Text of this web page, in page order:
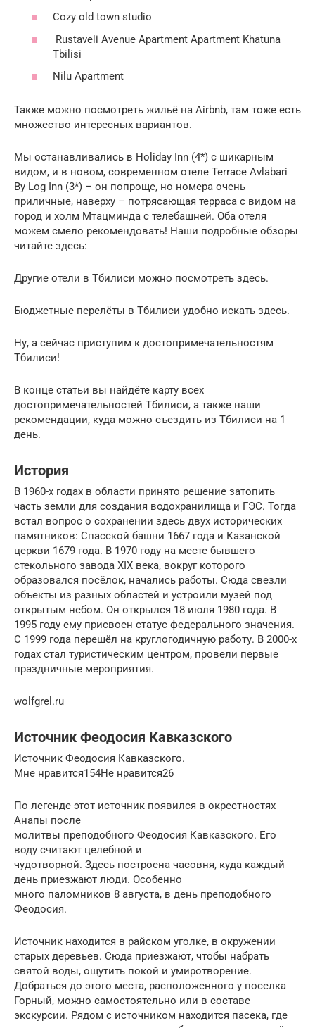
Cozy old town studio
Rustaveli Avenue Apartment Apartment Khatuna
Tbilisi
Nilu Apartment
Также можно посмотреть жильё на Airbnb, там тоже есть
множество интересных вариантов.
Мы останавливались в Holiday Inn (4*) с шикарным
видом, и в новом, современном отеле Terrace Avlabari
By Log Inn (3*) – он попроще, но номера очень
приличные, наверху – потрясающая терраса с видом на
город и холм Мтацминда с телебашней. Оба отеля
можем смело рекомендовать! Наши подробные обзоры
читайте здесь:
Другие отели в Тбилиси можно посмотреть здесь.
Бюджетные перелёты в Тбилиси удобно искать здесь.
Ну, а сейчас приступим к достопримечательностям
Тбилиси!
В конце статьи вы найдёте карту всех
достопримечательностей Тбилиси, а также наши
рекомендации, куда можно съездить из Тбилиси на 1
день.
История
В 1960-х годах в области принято решение затопить
часть земли для создания водохранилища и ГЭС. Тогда
встал вопрос о сохранении здесь двух исторических
памятников: Спасской башни 1667 года и Казанской
церкви 1679 года. В 1970 году на месте бывшего
стекольного завода XIX века, вокруг которого
образовался посёлок, начались работы. Сюда свезли
объекты из разных областей и устроили музей под
открытым небом. Он открылся 18 июля 1980 года. В
1995 году ему присвоен статус федерального значения.
С 1999 года перешёл на круглогодичную работу. В 2000-х
годах стал туристическим центром, провели первые
праздничные мероприятия.
wolfgrel.ru
Источник Феодосия Кавказского
Источник Феодосия Кавказского.
Мне нравится154Не нравится26
По легенде этот источник появился в окрестностях
Анапы после
молитвы преподобного Феодосия Кавказского. Его
воду считают целебной и
чудотворной. Здесь построена часовня, куда каждый
день приезжают люди. Особенно
много паломников 8 августа, в день преподобного
Феодосия.
Источник находится в райском уголке, в окружении
старых деревьев. Сюда приезжают, чтобы набрать
святой воды, ощутить покой и умиротворение.
Добраться до этого места, расположенного у поселка
Горный, можно самостоятельно или в составе
экскурсии. Рядом с источником находится пасека, где